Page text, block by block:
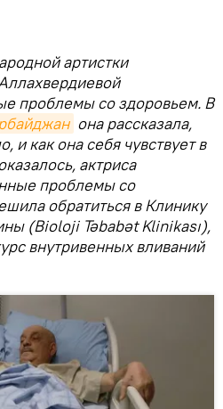
артистки
проблемы со здоровьем. В
она рассказала,
и как она себя чувствует в
актриса
проблемы со
обратиться в Клинику
(Bioloji Təbabət Klinikası),
внутривенных вливаний